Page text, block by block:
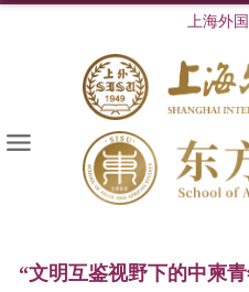
上海外
“文明互鉴视野下的中柬